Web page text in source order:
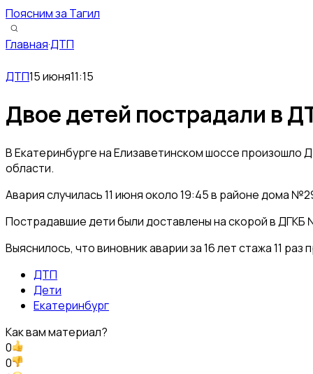
Поясним за Тагил
Главная·ДТП
ДТП15 июня11:15
Двое детей пострадали в
В Екатеринбурге на Елизаветинском шоссе
области.
Авария случилась 11 июня около 19:45 в районе дома
Пострадавшие дети были доставлены на скорой в
Выяснилось, что виновник аварии за 16 лет стажа 11
ДТП
Дети
Екатеринбург
Как вам материал?
0
0